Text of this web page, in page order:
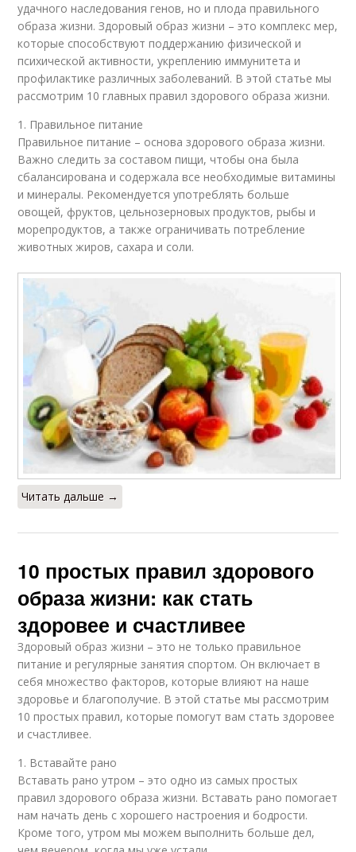
удачного наследования генов, но и плода правильного
образа жизни. Здоровый образ жизни – это комплекс мер,
которые способствуют поддержанию физической и
психической активности, укреплению иммунитета и
профилактике различных заболеваний. В этой статье мы
рассмотрим 10 главных правил здорового образа жизни.
1. Правильное питание
Правильное питание – основа здорового образа жизни.
Важно следить за составом пищи, чтобы она была
сбалансирована и содержала все необходимые витамины
и минералы. Рекомендуется употреблять больше
овощей, фруктов, цельнозерновых продуктов, рыбы и
морепродуктов, а также ограничивать потребление
животных жиров, сахара и соли.
Читать дальше →
10 простых правил здорового
образа жизни: как стать
здоровее и счастливее
Здоровый образ жизни – это не только правильное
питание и регулярные занятия спортом. Он включает в
себя множество факторов, которые влияют на наше
здоровье и благополучие. В этой статье мы рассмотрим
10 простых правил, которые помогут вам стать здоровее
и счастливее.
1. Вставайте рано
Вставать рано утром – это одно из самых простых
правил здорового образа жизни. Вставать рано помогает
нам начать день с хорошего настроения и бодрости.
Кроме того, утром мы можем выполнить больше дел,